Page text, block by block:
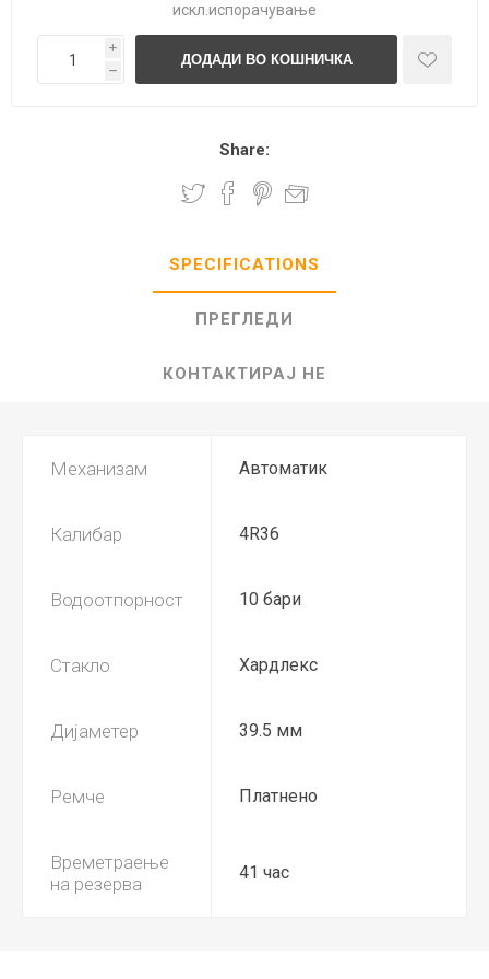
искл. испорачување
i
h
Share:
SPECIFICATIONS
ПРЕГЛЕДИ
КОНТАКТИРАЈ НЕ
Механизам Автоматик
Калибар 4R36
Водоотпорност 10 бари
Стакло Хардлекс
Дијаметер 39.5 мм
Ремче Платнено
Времетраење
на резерва
41 час